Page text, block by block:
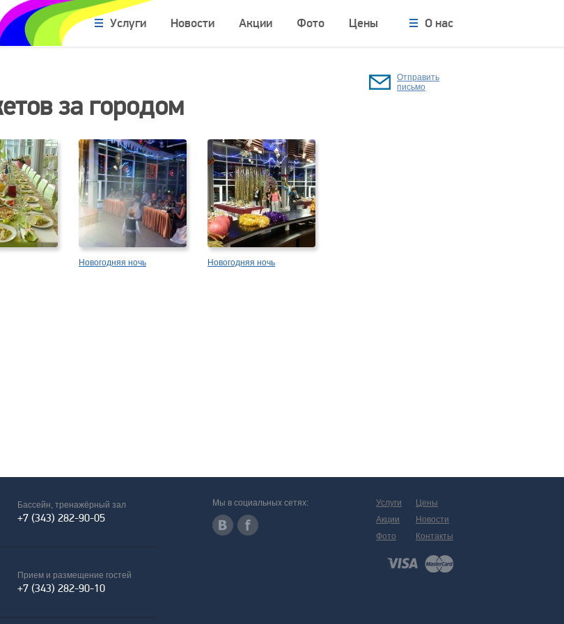
Услуги Новости Акции Фото Цены О нас
за городом
Отправить
письмо
Новогодняя ночь Новогодняя ночь
Бассейн, тренажёрный зал
+7 (343) 282-90-05
Прием и размещение гостей
+7 (343) 282-90-10
Мы в социальных сетях:
Услуги
Акции
Фото
Цены
Новости
Контакты